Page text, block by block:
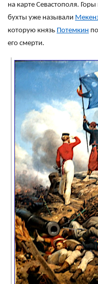
на карте Севастополя.
бухты уже называли
которую князь Потемкин
его смерти.